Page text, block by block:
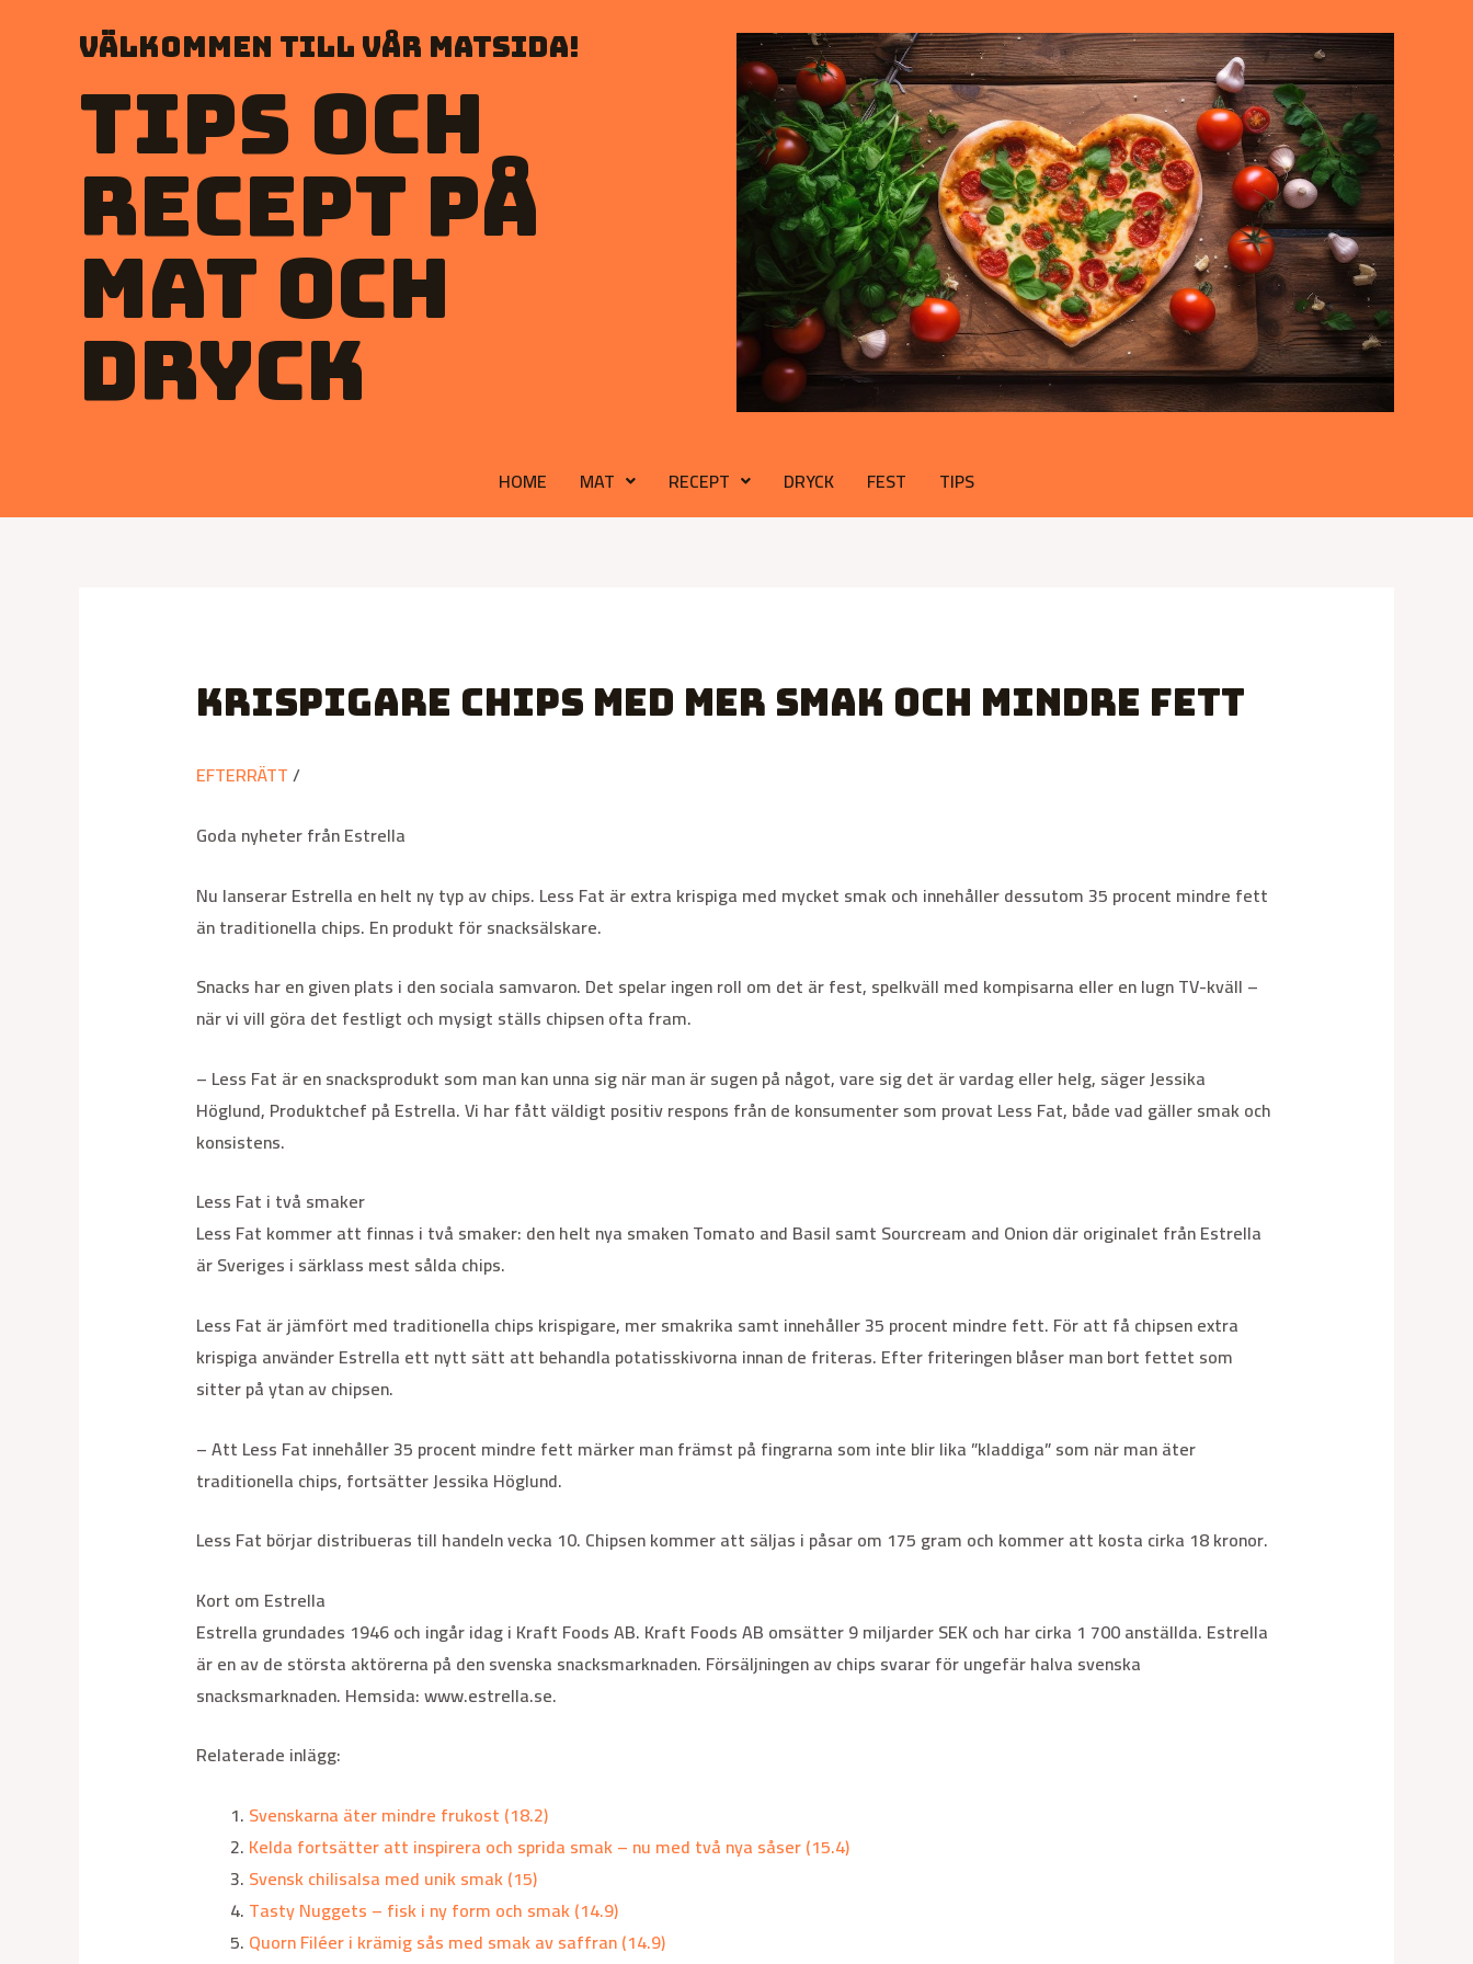
Välkommen till vår matsida!
Tips och
recept på
mat och
dryck
HOME MAT RECEPT DRYCK FEST TIPS
Krispigare chips med mer smak och mindre fett
EFTERRÄTT/
Goda nyheter från Estrella
Nu lanserar Estrella en helt ny typ av chips. Less Fat är extra krispiga med mycket smak och innehåller dessutom 35 procent mindre fett
än traditionella chips. En produkt för snacksälskare.
Snacks har en given plats i den sociala samvaron. Det spelar ingen roll om det är fest, spelkväll med kompisarna eller en lugn TV-kväll –
när vi vill göra det festligt och mysigt ställs chipsen ofta fram.
– Less Fat är en snacksprodukt som man kan unna sig när man är sugen på något, vare sig det är vardag eller helg, säger Jessika
Höglund, Produktchef på Estrella. Vi har fått väldigt positiv respons från de konsumenter som provat Less Fat, både vad gäller smak och
konsistens.
Less Fat i två smaker
Less Fat kommer att finnas i två smaker: den helt nya smaken Tomato and Basil samt Sourcream and Onion där originalet från Estrella
är Sveriges i särklass mest sålda chips.
Less Fat är jämfört med traditionella chips krispigare, mer smakrika samt innehåller 35 procent mindre fett. För att få chipsen extra
krispiga använder Estrella ett nytt sätt att behandla potatisskivorna innan de friteras. Efter friteringen blåser man bort fettet som
sitter på ytan av chipsen.
– Att Less Fat innehåller 35 procent mindre fett märker man främst på fingrarna som inte blir lika ”kladdiga” som när man äter
traditionella chips, fortsätter Jessika Höglund.
Less Fat börjar distribueras till handeln vecka 10. Chipsen kommer att säljas i påsar om 175 gram och kommer att kosta cirka 18 kronor.
Kort om Estrella
Estrella grundades 1946 och ingår idag i Kraft Foods AB. Kraft Foods AB omsätter 9 miljarder SEK och har cirka 1 700 anställda. Estrella
är en av de största aktörerna på den svenska snacksmarknaden. Försäljningen av chips svarar för ungefär halva svenska
snacksmarknaden. Hemsida: www.estrella.se.
Relaterade inlägg:
Svenskarna äter mindre frukost (18.2)
Kelda fortsätter att inspirera och sprida smak – nu med två nya såser (15.4)
Svensk chilisalsa med unik smak (15)
Tasty Nuggets – fisk i ny form och smak (14.9)
Quorn Filéer i krämig sås med smak av saffran (14.9)